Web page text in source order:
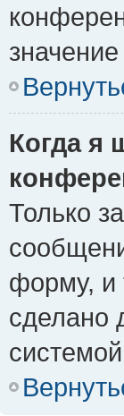
Когда я
Только
форму, и
сделано